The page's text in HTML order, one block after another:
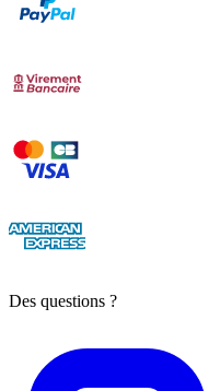
Des questions ?